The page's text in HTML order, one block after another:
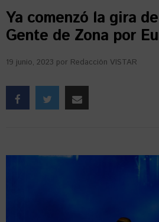
Ya comenzó la gira
Gente de Zona por
19 junio, 2023 por Redacción VISTAR